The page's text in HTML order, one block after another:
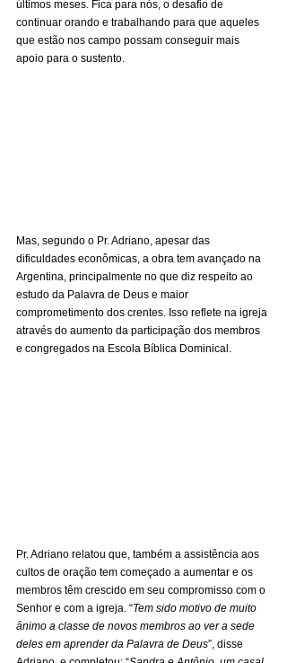
últimos meses. Fica para nós, o desafio de
continuar orando e trabalhando para que aqueles
que estão nos campo possam conseguir mais
apoio para o sustento.
Mas, segundo o Pr. Adriano, apesar das
dificuldades econômicas, a obra tem avançado na
Argentina, principalmente no que diz respeito ao
estudo da Palavra de Deus e maior
comprometimento dos crentes. Isso reflete na igreja
através do aumento da participação dos membros
e congregados na Escola Bíblica Dominical.
Pr. Adriano relatou que, também a assistência aos
cultos de oração tem começado a aumentar e os
membros têm crescido em seu compromisso com o
Senhor e com a igreja. “Tem sido motivo de muito
ânimo a classe de novos membros ao ver a sede
deles em aprender da Palavra de Deus”, disse